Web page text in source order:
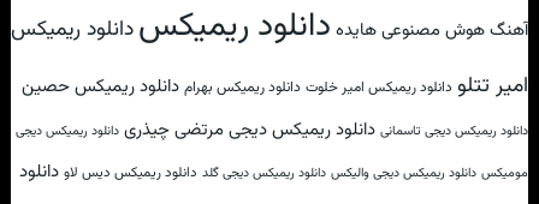
آهنگ هوش مصنوعی هایده دانلود ریمیکسدانلود ریمیکس
امیر تتلو دانلود ریمیکس امیر خلوت دانلود ریمیکس بهرام دانلود ریمیکس حصین
دانلود ریمیکس دیجی تاسمانی دانلود ریمیکس دیجی مرتضی چیذری دانلود ریمیکس دیجی
مومیکس دانلود ریمیکس دیجی والیکس دانلود ریمیکس دیجی گلد دانلود ریمیکس دیس لاو دانلود